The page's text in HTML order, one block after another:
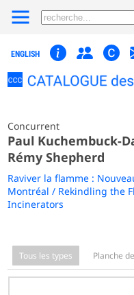
ENGLISH
Concurrent
Paul Kuchembuck-
Rémy Shepherd
Raviver la flamme :
Montréal / Rekindling the
Incinerators
Tous les types Planche